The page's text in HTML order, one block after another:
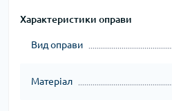
Характеристики оправи
Вид оправи
Матеріал